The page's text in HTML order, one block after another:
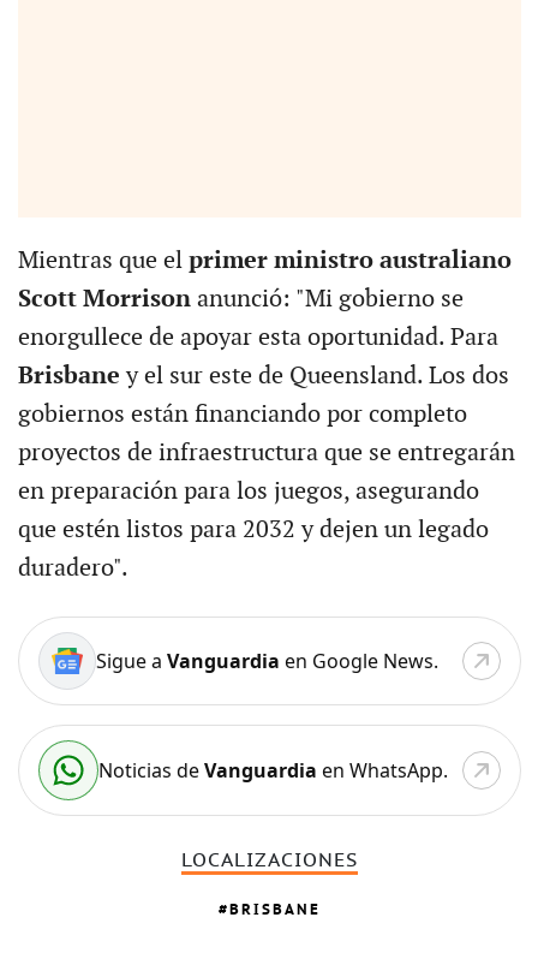
Mientras que el primer ministro australiano
Scott Morrisonanunció: "Mi gobierno se
enorgullece de apoyar esta oportunidad. Para
Brisbane y el sur este de Queensland. Los dos
gobiernos están financiando por completo
proyectos de infraestructura que se entregarán
en preparación para los juegos, asegurando
que estén listos para 2032 y dejen un legado
duradero".
Sigue a Vanguardia en Google News.
Noticias deVanguardia en WhatsApp.
LOCALIZACIONES
BRISBANE